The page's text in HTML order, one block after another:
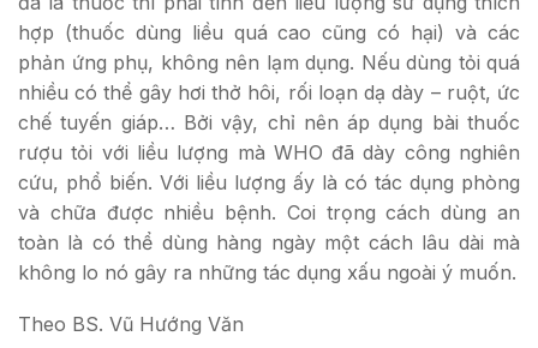
hợp (thuốc dùng liều quá cao cũng có hại) và các
phản ứng phụ, không nên lạm dụng. Nếu dùng tỏi quá
nhiều có thể gây hơi thở hôi, rối loạn dạ dày – ruột, ức
chế tuyến giáp… Bởi vậy, chỉ nên áp dụng bài thuốc
rượu tỏi với liều lượng mà WHO đã dày công nghiên
cứu, phổ biến. Với liều lượng ấy là có tác dụng phòng
và chữa được nhiều bệnh. Coi trọng cách dùng an
toàn là có thể dùng hàng ngày một cách lâu dài mà
không lo nó gây ra những tác dụng xấu ngoài ý muốn.
Theo BS. Vũ Hướng Văn